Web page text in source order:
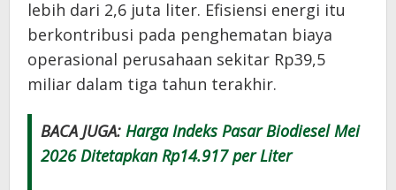
lebih dari 2,6 juta liter. Efisiensi energi itu
berkontribusi pada penghematan biaya
operasional perusahaan sekitar Rp39,5
miliar dalam tiga tahun terakhir.
BACA JUGA: Harga Indeks Pasar Biodiesel Mei
2026 Ditetapkan Rp14.917 per Liter